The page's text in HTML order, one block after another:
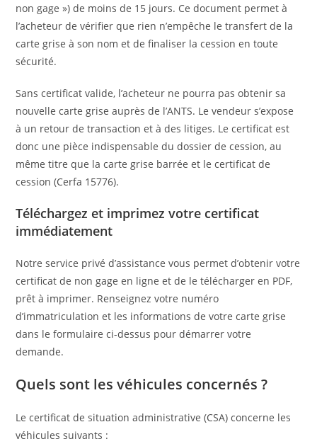
non gage ») de moins de 15 jours. Ce document permet à
l’acheteur de vérifier que rien n’empêche le transfert de la
carte grise à son nom et de finaliser la cession en toute
sécurité.
Sans certificat valide, l’acheteur ne pourra pas obtenir sa
nouvelle carte grise auprès de l’ANTS. Le vendeur s’expose
à un retour de transaction et à des litiges. Le certificat est
donc une pièce indispensable du dossier de cession, au
même titre que la carte grise barrée et le certificat de
cession (Cerfa 15776).
Téléchargez et imprimez votre certificat
immédiatement
Notre service privé d’assistance vous permet d’obtenir votre
certificat de non gage en ligne et de le télécharger en PDF,
prêt à imprimer. Renseignez votre numéro
d’immatriculation et les informations de votre carte grise
dans le formulaire ci-dessus pour démarrer votre
demande.
Quels sont les véhicules concernés ?
Le certificat de situation administrative (CSA) concerne les
véhicules suivants :